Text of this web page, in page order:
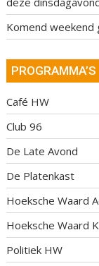
Komend weekend
PROGRAMMA’S
Café HW
Club 96
De Late Avond
De Platenkast
Hoeksche Waard
Hoeksche Waard
Politiek HW